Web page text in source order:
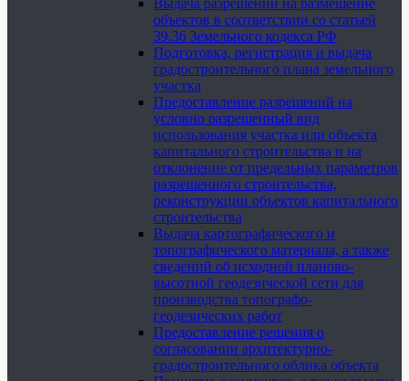
Выдача разрешений на размещение
объектов в соответствии со статьей
39.36 Земельного кодекса РФ
Подготовка, регистрация и выдача
градостроительного плана земельного
участка
Предоставление разрешений на
условно разрешенный вид
использования участка или объекта
капитального строительства и на
отклонение от предельных параметров
разрешенного строительства,
реконструкции объектов капитального
строительства
Выдача картографического и
топографического материала, а также
сведений об исходной планово-
высотной геодезической сети для
производства топографо-
геодезических работ
Предоставление решения о
согласовании архитектурно-
градостроительного облика объекта